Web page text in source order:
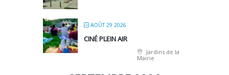
AOÛT 29 2026
CINÉ PLEIN AIR
Jardins de la
Mairie